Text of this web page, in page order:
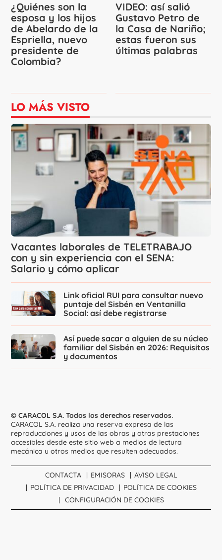
¿Quiénes son la
esposa y los hijos
de Abelardo de la
Espriella, nuevo
presidente de
Colombia?
VIDEO: así salió
Gustavo Petro de
la Casa de Nariño;
estas fueron sus
últimas palabras
LO MÁS VISTO
Vacantes laborales de TELETRABAJO
con y sin experiencia con el SENA:
Salario y cómo aplicar
Link oficial RUI para consultar nuevo
puntaje del Sisbén en Ventanilla
Social: así debe registrarse
Así puede sacar a alguien de su núcleo
familiar del Sisbén en 2026: Requisitos
y documentos
© CARACOL S.A. Todos los derechos reservados.
CARACOL S.A. realiza una reserva expresa de las
reproducciones y usos de las obras y otras prestaciones
accesibles desde este sitio web a medios de lectura
mecánica u otros medios que resulten adecuados.
CONTACTA EMISORAS
AVISO LEGAL
POLÍTICA DE PRIVACIDAD
POLÍTICA DE COOKIES
CONFIGURACIÓN DE COOKIES